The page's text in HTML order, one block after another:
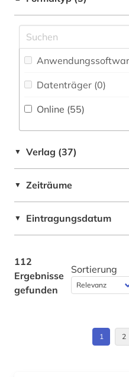
frankreich (1)
geschichte (6)
geschichtsbild (2)
gesellschaft (1)
Großbritannien (5)
Italien (2)
Palaestina (1)
Portugal (2)
Schweden (1)
Datenträger (0)
Online (55)
▼ Verlag (37)
▼ Zeiträume
▼ Eintragungsdatum
112
Ergebnisse
gefunden
Sortierung
1 2